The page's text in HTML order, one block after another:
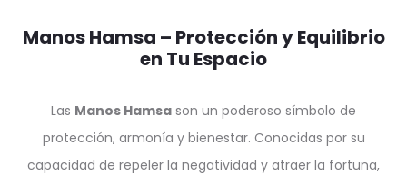
Manos Hamsa – Protección y Equilibrio
en Tu Espacio
Las Manos Hamsa son un poderoso símbolo de
protección, armonía y bienestar. Conocidas por su
capacidad de repeler la negatividad y atraer la fortuna,